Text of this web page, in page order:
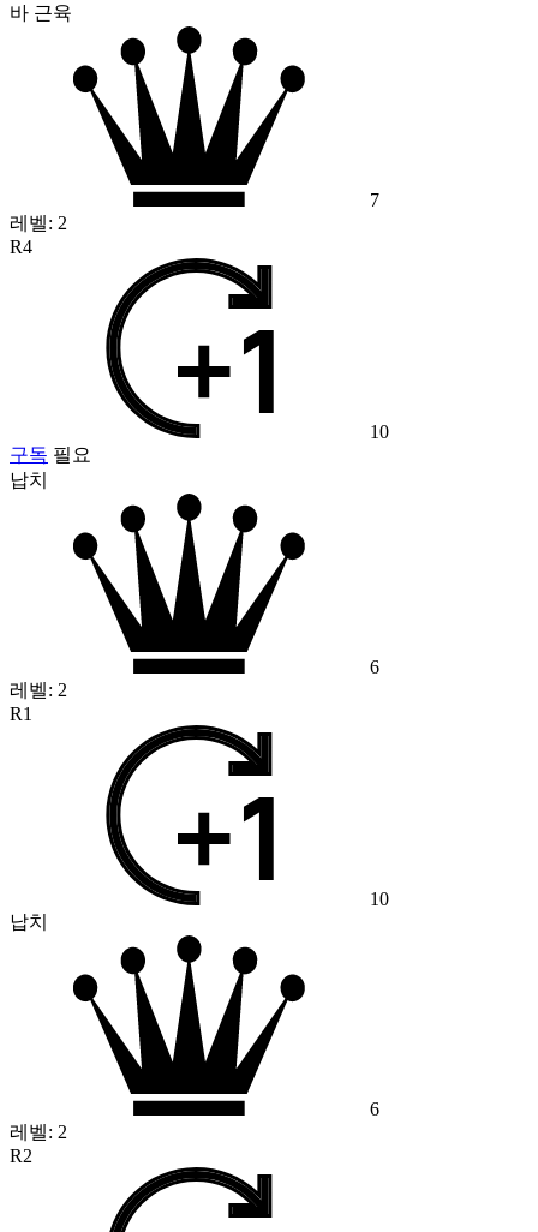
바 근육
7
레벨: 2
R4
10
구독 필요
납치
6
레벨: 2
R1
10
납치
6
레벨: 2
R2